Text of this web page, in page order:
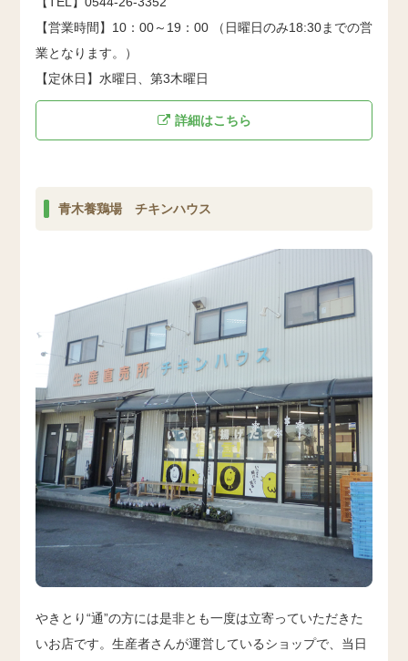
【営業時間】10：00～19：00 （日曜日のみ18:30までの営
業となります。）
【定休日】水曜日、第3木曜日
詳細はこちら
青木養鶏場 チキンハウス
やきとり“通”の方には是非とも一度は立寄っていただきた
いお店です。生産者さんが運営しているショップで、当日